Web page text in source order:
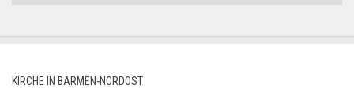
KIRCHE IN BARMEN-NORDOST